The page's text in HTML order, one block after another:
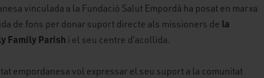
vinculada a la Fundació Salut Empordà ha posat en marxa
de fons per donar suport directe als missioners de la
Family Parish i el seu centre d’acollida.
empordanesa vol expressar el seu suport a la comunitat